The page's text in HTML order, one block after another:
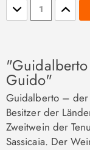
Stückzahl
Guido"
Guidalberto – der
Besitzer der
Zweitwein der
Sassicaia. Der